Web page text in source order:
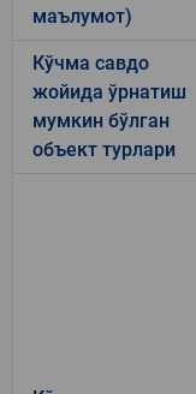
маълумот)
Кўчма савдо
жойида ўрнатиш
мумкин бўлган
объект турлари